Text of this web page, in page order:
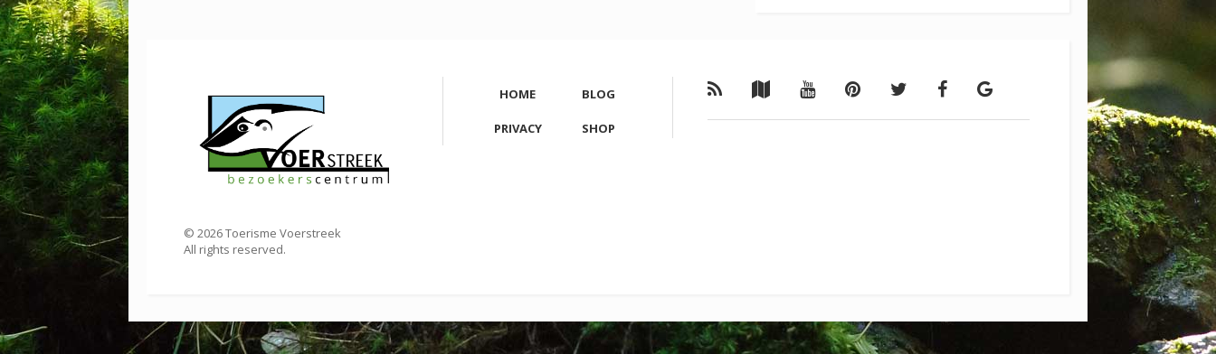
© 2026Toerisme Voerstreek
All rights reserved.
HOME BLOG
PRIVACY SHOP